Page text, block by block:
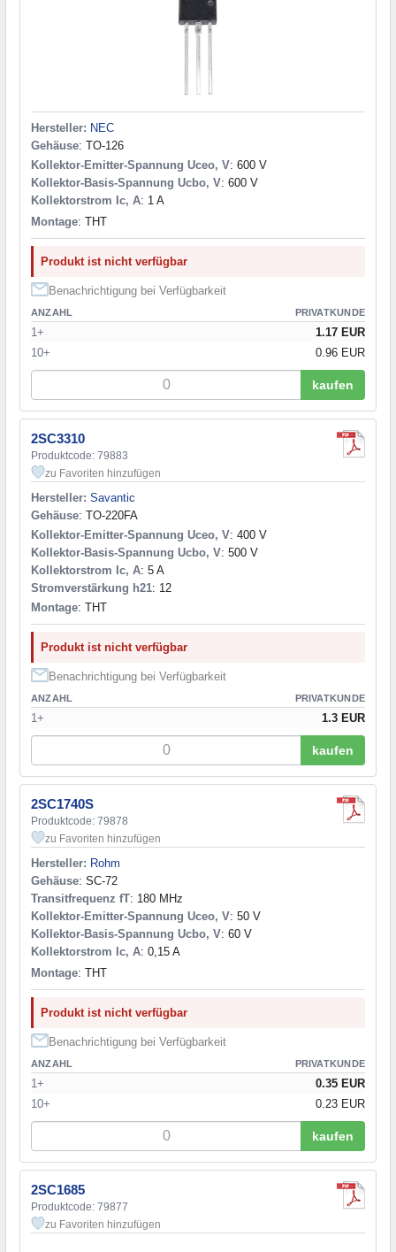
Hersteller: NEC
Gehäuse: TO-126
Kollektor-Emitter-Spannung Uceo, V: 600 V
Kollektor-Basis-Spannung Ucbo, V: 600 V
Kollektorstrom Ic, A: 1 A
Montage: THT
Produkt ist nicht verfügbar
Benachrichtigung bei Verfügbarkeit
ANZAHL PRIVATKUNDE
1+
1.17 EUR
10+
0.96 EUR
kaufen
2SC3310
Produktcode: 79883
zu Favoriten hinzufügen
Hersteller: Savantic
Gehäuse: TO-220FA
Kollektor-Emitter-Spannung Uceo, V: 400 V
Kollektor-Basis-Spannung Ucbo, V: 500 V
Kollektorstrom Ic, A: 5 A
Stromverstärkung h21: 12
Montage: THT
Produkt ist nicht verfügbar
Benachrichtigung bei Verfügbarkeit
ANZAHL PRIVATKUNDE
1+ 1.3 EUR
kaufen
2SC1740S
Produktcode: 79878
zu Favoriten hinzufügen
Hersteller: Rohm
Gehäuse: SC-72
Transitfrequenz fT: 180 MHz
Kollektor-Emitter-Spannung Uceo, V: 50 V
Kollektor-Basis-Spannung Ucbo, V: 60 V
Kollektorstrom Ic, A: 0,15 A
Montage: THT
Produkt ist nicht verfügbar
Benachrichtigung bei Verfügbarkeit
ANZAHL PRIVATKUNDE
1+
0.35 EUR
10+
0.23 EUR
kaufen
2SC1685
Produktcode: 79877
zu Favoriten hinzufügen